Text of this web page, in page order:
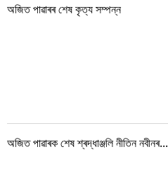
অজিত পাৱাৰৰ শেষ কৃত্য সম্পন্ন
অজিত পাৱাৰক শেষ শ্ৰদ্ধাঞ্জলি নীতিন নবীনৰ...